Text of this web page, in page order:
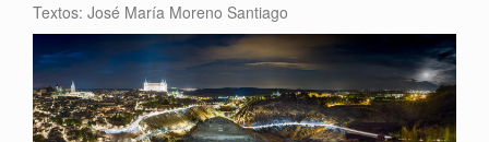
Textos: José María Moreno Santiago